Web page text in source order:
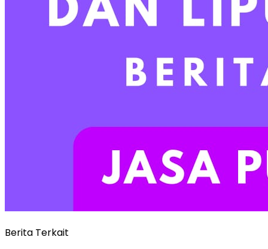
Berita Terkait